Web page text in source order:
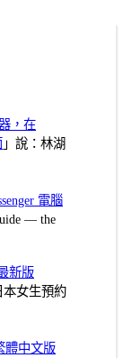
，在
」說：林湖
電腦
— the
新版
本女生預約
體中文版